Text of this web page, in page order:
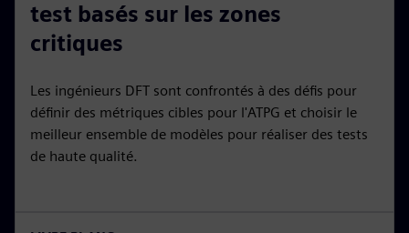
test basés sur les zones
critiques
Les ingénieurs DFT sont confrontés à des défis pour
définir des métriques cibles pour l'ATPG et choisir le
meilleur ensemble de modèles pour réaliser des tests
de haute qualité.